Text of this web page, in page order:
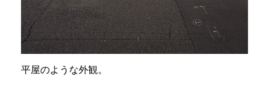
平屋のような外観。